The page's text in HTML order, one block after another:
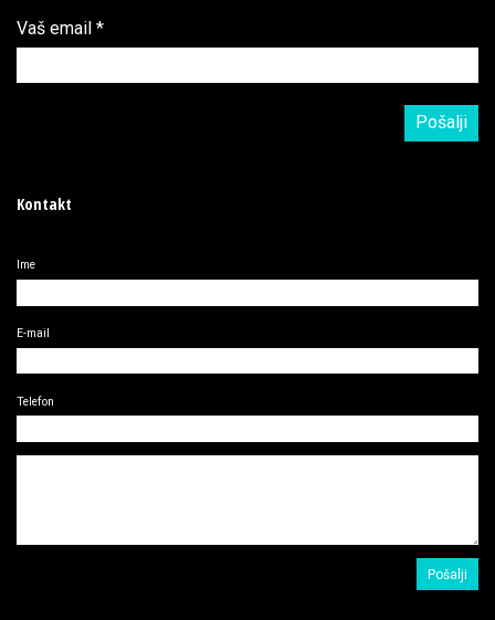
Vaš email *
Kontakt
Ime
E-mail
Telefon